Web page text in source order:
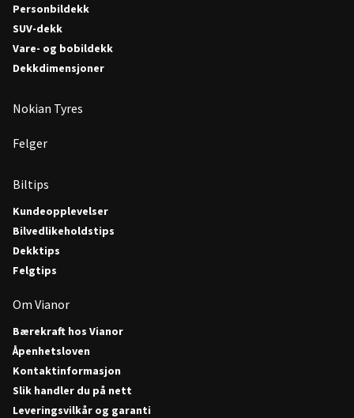
Personbildekk
SUV-dekk
Vare- og bobildekk
Dekkdimensjoner
Nokian Tyres
Felger
Biltips
Kundeopplevelser
Bilvedlikeholdstips
Dekktips
Felgtips
Om Vianor
Bærekraft hos Vianor
Åpenhetsloven
Kontaktinformasjon
Slik handler du på nett
Leveringsvilkår og garanti